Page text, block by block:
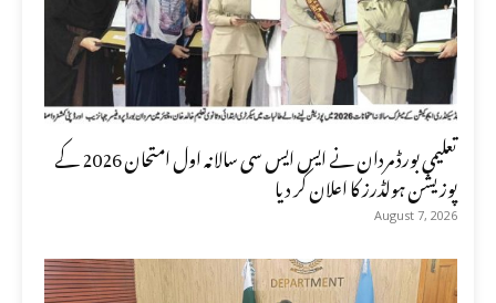
تعلیمی بورڈ مردان نے ایس ایس سی سالانہ اول امتحان 2026 کے
پوزیشن ہولڈرز کا اعلان کر دیا
August 7, 2026